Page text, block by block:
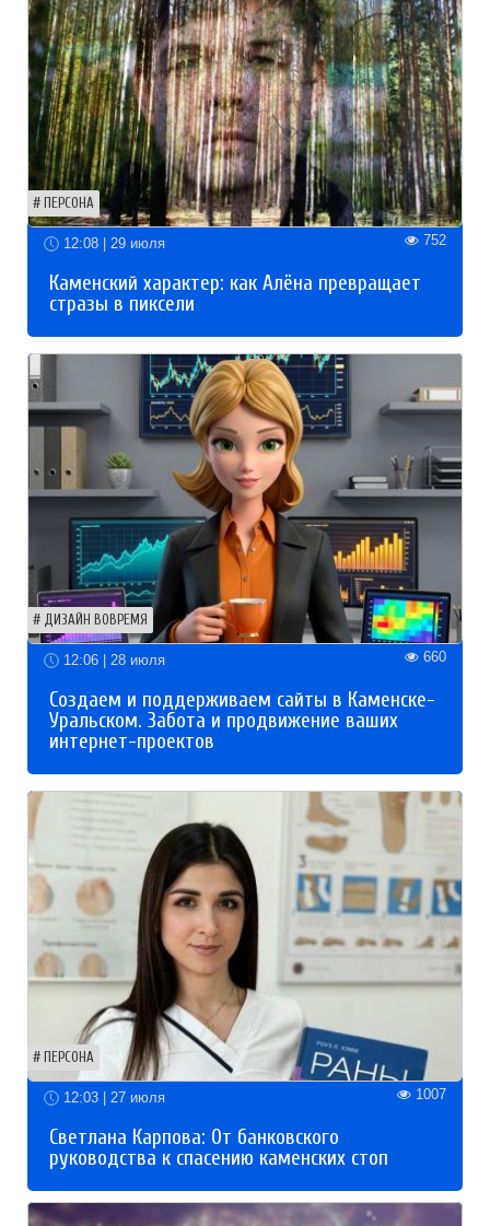
ПЕРСОНА
12:08 | 29 июля 752
Каменский характер: как Алёна превращает
стразы в пиксели
ДИЗАЙН ВОВРЕМЯ
12:06 | 28 июля 660
Создаем и поддерживаем сайты в Каменске-
Уральском. Забота и продвижение ваших
интернет-проектов
ПЕРСОНА
12:03 | 27 июля 1007
Светлана Карпова: От банковского
руководства к спасению каменских стоп